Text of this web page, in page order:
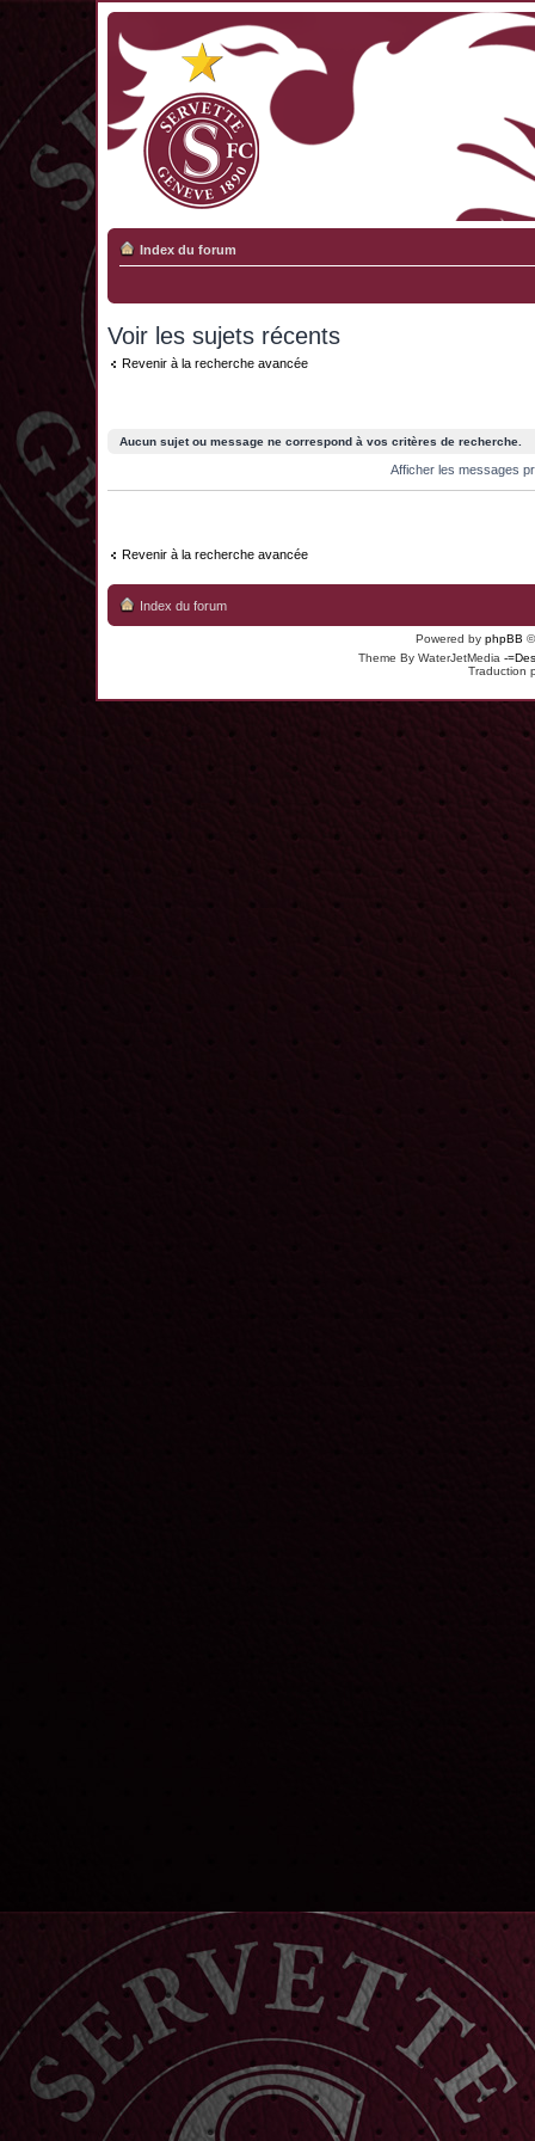
Index du forum
Voir les sujets récents
Revenir à la recherche avancée
Aucun sujet ou message ne correspond à vos critères de recherche.
Afficher les messages
Revenir à la recherche avancée
Index du forum
Powered by phpBB
Theme By WaterJetMedia -
Traduction